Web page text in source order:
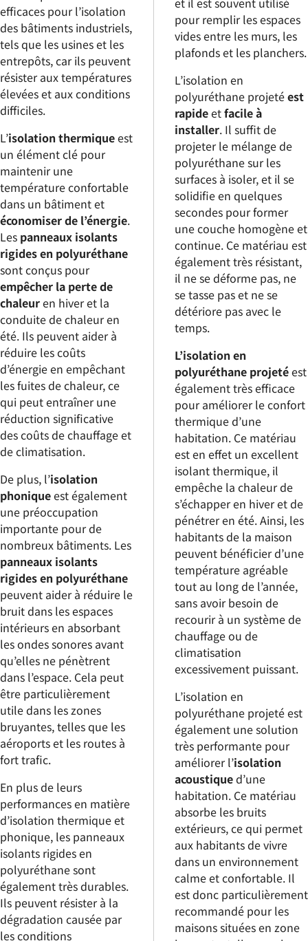
efficaces pour l’isolation
des bâtiments industriels,
tels que les usines et les
entrepôts, car ils peuvent
résister aux températures
élevées et aux conditions
difficiles.
L’isolation thermiqueest
un élément clé pour
maintenir une
température confortable
dans un bâtiment et
économiser de l’énergie.
Les panneaux isolants
rigides en polyuréthane
sont conçus pour
empêcher la perte de
chaleuren hiver et la
conduite de chaleur en
été. Ils peuvent aider à
réduire les coûts
d’énergie en empêchant
les fuites de chaleur, ce
qui peut entraîner une
réduction significative
des coûts de chauffage et
de climatisation.
De plus, l’isolation
phoniqueest également
une préoccupation
importante pour de
nombreux bâtiments. Les
panneaux isolants
rigides en polyuréthane
peuvent aider à réduire le
bruit dans les espaces
intérieurs en absorbant
les ondes sonores avant
qu’elles ne pénètrent
dans l’espace. Cela peut
être particulièrement
utile dans les zones
bruyantes, telles que les
aéroports et les routes à
fort trafic.
En plus de leurs
performances en matière
d’isolation thermique et
phonique, les panneaux
isolants rigides en
polyuréthane sont
également très durables.
Ils peuvent résister à la
dégradation causée par
les conditions
pour remplir les espaces
vides entre les murs, les
plafonds et les planchers.
L’isolation en
polyuréthane projetéest
rapideetfacile à
installer. Il suffit de
projeter le mélange de
polyuréthane sur les
surfaces à isoler, et il se
solidifie en quelques
secondes pour former
une couche homogène et
continue. Ce matériau est
également très résistant,
il ne se déforme pas, ne
se tasse pas et ne se
détériore pas avec le
temps.
L’isolation en
polyuréthane projetéest
également très efficace
pour améliorer le confort
thermique d’une
habitation. Ce matériau
est en effet un excellent
isolant thermique, il
empêche la chaleur de
s’échapper en hiver et de
pénétrer en été. Ainsi, les
habitants de la maison
peuvent bénéficier d’une
température agréable
tout au long de l’année,
sans avoir besoin de
recourir à un système de
chauffage ou de
climatisation
excessivement puissant.
L’isolation en
polyuréthane projeté est
également une solution
très performante pour
améliorer l’isolation
acoustiqued’une
habitation. Ce matériau
absorbe les bruits
extérieurs, ce qui permet
aux habitants de vivre
dans un environnement
calme et confortable. Il
est donc particulièrement
recommandé pour les
maisons situées en zone